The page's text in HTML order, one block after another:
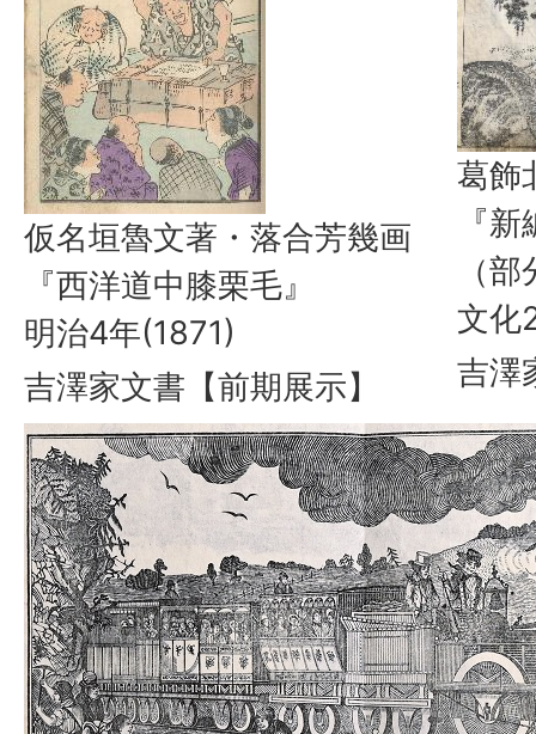
仮名垣魯文著・落合芳幾画
『西洋道中膝栗毛』
明治4年(1871)
吉澤家文書【前期展示】
葛飾
『
（
文化
吉澤